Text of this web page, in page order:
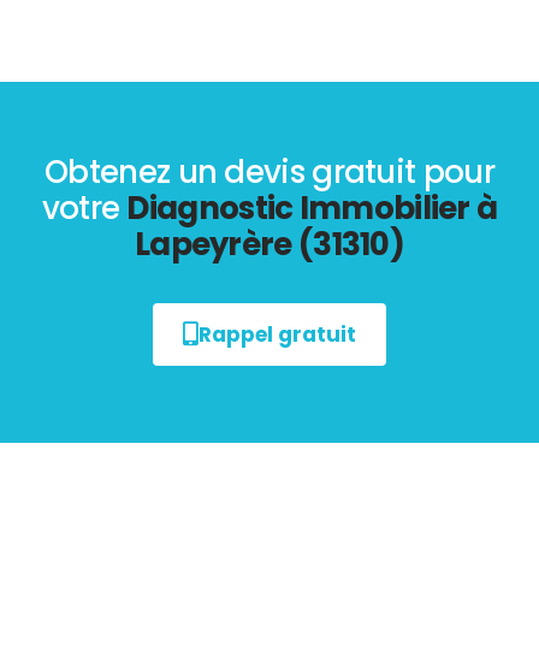
Obtenez un devis gratuit pour
votre Diagnostic Immobilier à
Lapeyrère (31310)
Rappel gratuit